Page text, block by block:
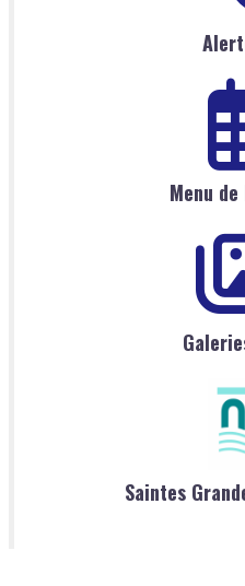
Menu
Saintes